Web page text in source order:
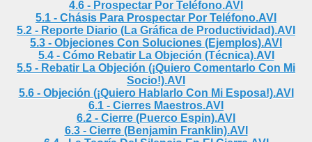
4.6 - Prospectar Por Teléfono.AVI
5.1 - Chásis Para Prospectar Por Teléfono.AVI
5.2 - Reporte Diario (La Gráfica de Productividad).AVI
5.3 - Objeciones Con Soluciones (Ejemplos).AVI
5.4 - Cómo Rebatir La Objeción (Técnica).AVI
5.5 - Rebatir La Objeción (¡Quiero Comentarlo Con Mi
Socio!).AVI
5.6 - Objeción (¡Quiero Hablarlo Con Mi Esposa!).AVI
6.1 - Cierres Maestros.AVI
6.2 - Cierre (Puerco Espin).AVI
6.3 - Cierre (Benjamin Franklin).AVI